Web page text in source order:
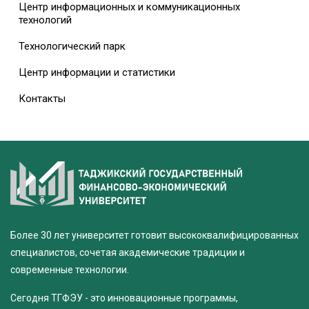
Центр информационных и коммуникационных
технологий
Технологический парк
Центр информации и статистики
Контакты
Более 30 лет университет готовит высококвалифицированных
специалистов, сочетая академические традиции и
современные технологии.
Сегодня ТГФЭУ - это инновационные программы,